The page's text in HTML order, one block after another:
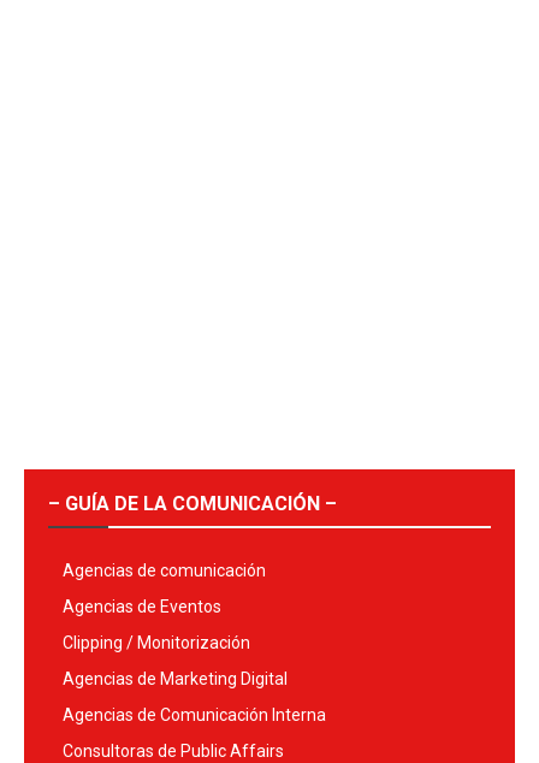
– GUÍA DE LA COMUNICACIÓN –
Agencias de comunicación
Agencias de Eventos
Clipping / Monitorización
Agencias de Marketing Digital
Agencias de Comunicación Interna
Consultoras de Public Affairs